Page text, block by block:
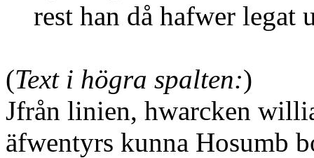
rest han då hafwer legat
(Text i högra spalten:)
Jfrån linien, hwarcken
äfwentyrs kunna Hosumb